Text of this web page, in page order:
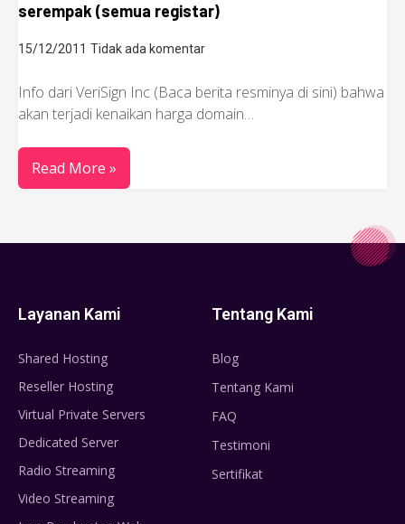
serempak (semua registar)
15/12/2011 Tidak ada komentar
Info dari VeriSign Inc (Baca berita resminya di sini) bahwa
akan terjadi kenaikan harga domain…
Read More »
Layanan Kami
Shared Hosting
Reseller Hosting
Virtual Private Servers
Dedicated Server
Radio Streaming
Video Streaming
Tentang Kami
Blog
Tentang Kami
FAQ
Testimoni
Sertifikat